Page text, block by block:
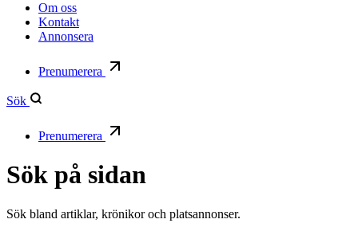
Om oss
Kontakt
Annonsera
Prenumerera
Sök
Prenumerera
Sök på sidan
Sök bland artiklar, krönikor och platsannonser.